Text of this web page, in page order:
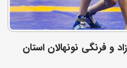
و فرنگی نونهالان استان